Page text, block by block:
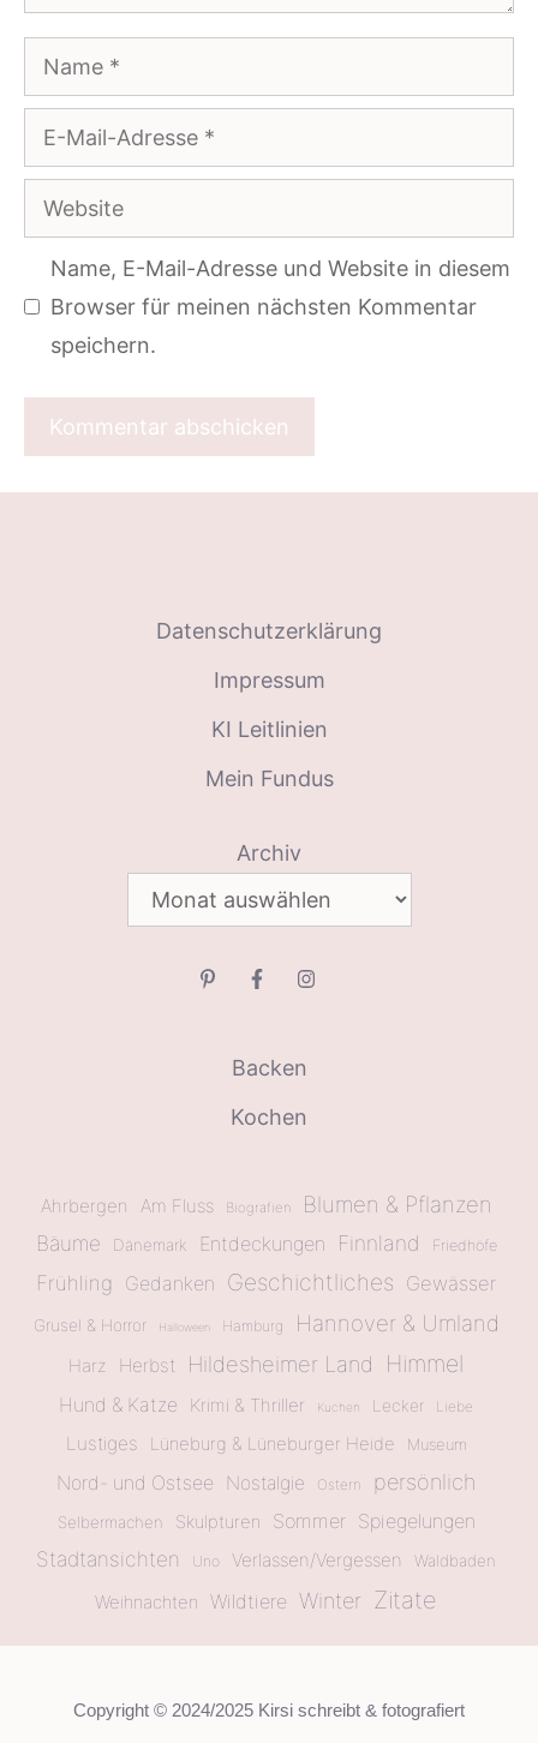
Name
E-
Mail-
Adresse
Website
Name, E-Mail-Adresse und Website in diesem
Browser für meinen nächsten Kommentar
speichern.
Datenschutzerklärung
Impressum
KI Leitlinien
Mein Fundus
Archiv
Backen
Kochen
Ahrbergen Am Fluss Biografien Blumen & Pflanzen
Bäume Dänemark Entdeckungen Finnland Friedhöfe
Frühling Gedanken Geschichtliches Gewässer
Grusel & Horror Halloween Hamburg Hannover & Umland
Harz Herbst Hildesheimer Land Himmel
Hund & Katze Krimi & Thriller Kuchen Lecker Liebe
Lustiges Lüneburg & Lüneburger Heide Museum
Nord- und Ostsee Nostalgie Ostern persönlich
Selbermachen Skulpturen Sommer Spiegelungen
Stadtansichten Uno Verlassen/Vergessen Waldbaden
Weihnachten Wildtiere Winter Zitate
Copyright © 2024/2025 Kirsi schreibt & fotografiert